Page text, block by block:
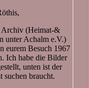
Archiv (Heimat-&
unter Achalm e.V.)
eurem Besuch 1967
Ich habe die Bilder
unten ist der
braucht.